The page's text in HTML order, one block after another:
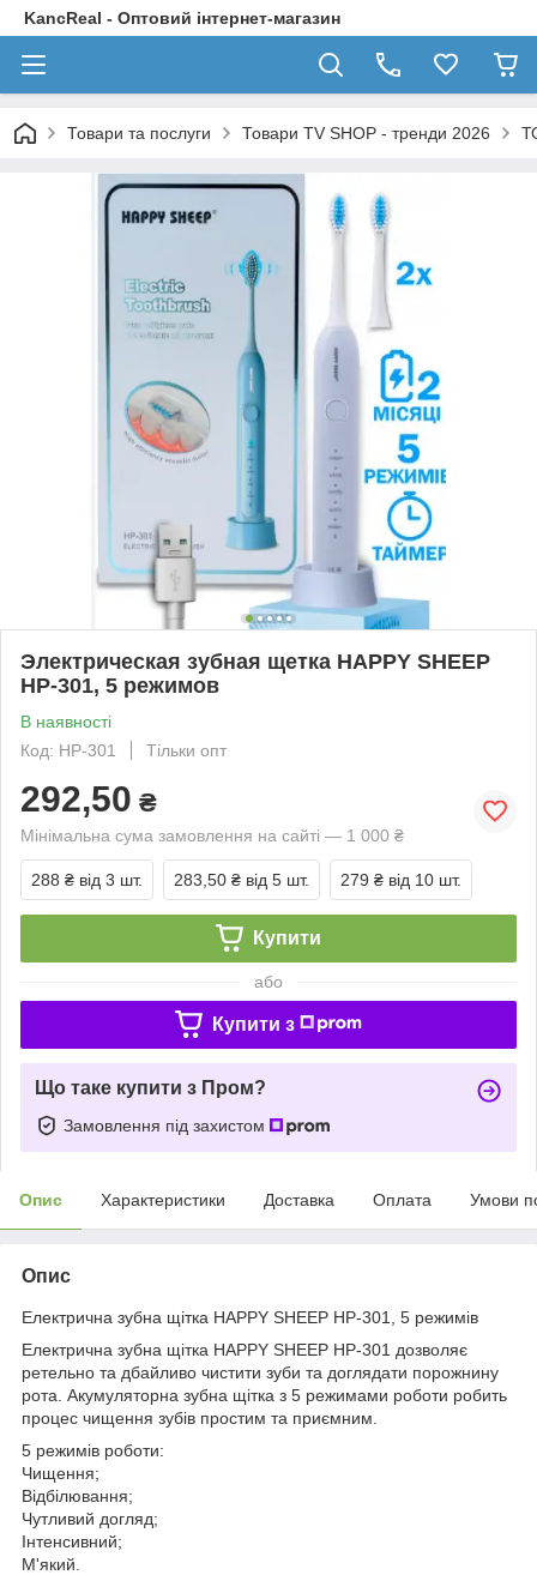
KancReal - Оптовий інтернет-магазин
Товари та послуги Товари TV SHOP - тренди 2026
Электрическая зубная щетка HAPPY SHEEP
HP-301, 5 режимов
В наявності
Код: HP-301
Тільки опт
292,50 ₴
Мінімальна сума замовлення на сайті — 1 000 ₴
288 ₴ від 3 шт. 283,50 ₴ від 5 шт. 279 ₴ від 10 шт.
Купити
або
Купити з
Що таке купити з Пром?
Замовлення під захистом
Опис Характеристики Доставка Оплата Умови
Опис
Електрична зубна щітка HAPPY SHEEP HP-301, 5 режимів
Електрична зубна щітка HAPPY SHEEP HP-301 дозволяє
ретельно та дбайливо чистити зуби та доглядати порожнину
рота. Акумуляторна зубна щітка з 5 режимами роботи робить
процес чищення зубів простим та приємним.
5 режимів роботи:
Чищення;
Відбілювання;
Чутливий догляд;
Інтенсивний;
М'який.